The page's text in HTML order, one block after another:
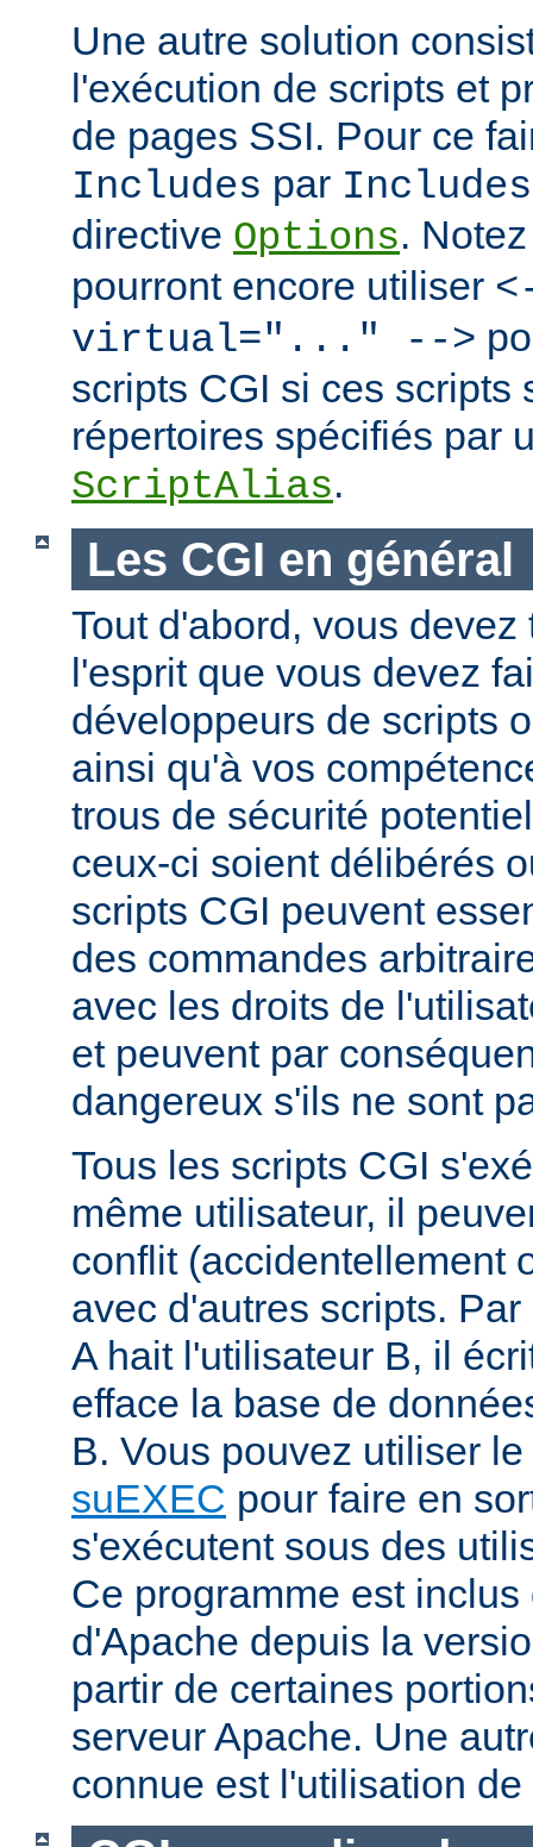
Une autre solution
l'exécution de scripts et
de pages SSI. Pour ce
Includes par
directive Options.
pourront encore utiliser
virtual="..." -->
scripts CGI si ces scripts
répertoires spécifiés par
ScriptAlias.
Les CGI en général
Tout d'abord, vous
l'esprit que vous devez
développeurs de scripts
ainsi qu'à vos
trous de sécurité
ceux-ci soient délibérés
scripts CGI peuvent
des commandes
avec les droits de
et peuvent par
dangereux s'ils ne sont
Tous les scripts CGI
même utilisateur, il
conflit (accidentellement
avec d'autres scripts.
A hait l'utilisateur B, il
efface la base de
B. Vous pouvez utiliser
suEXEC pour faire en
s'exécutent sous des
Ce programme est
d'Apache depuis la
partir de certaines
serveur Apache. Une
connue est l'utilisation de